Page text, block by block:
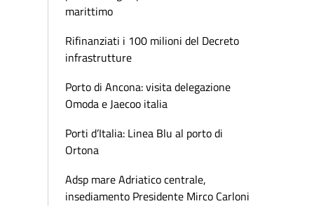
marittimo
Rifinanziati i 100 milioni del Decreto
infrastrutture
Porto di Ancona: visita delegazione
Omoda e Jaecoo italia
Porti d’Italia: Linea Blu al porto di
Ortona
Adsp mare Adriatico centrale,
insediamento Presidente Mirco Carloni